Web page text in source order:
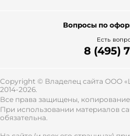
Вопросы по
Есть
8 (495)
Copyright © Владелец сайта ООО «
2014-2026.
Все права защищены,
При использовании материалов
обязательна.